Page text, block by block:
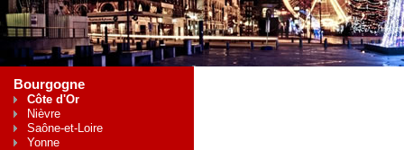
Bourgogne
Côte d'Or
Nièvre
Saône-et-Loire
Yonne